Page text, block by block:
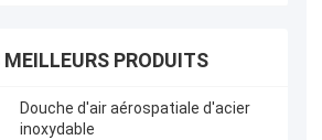
MEILLEURS PRODUITS
Douche d'air aérospatiale d'acier
inoxydable